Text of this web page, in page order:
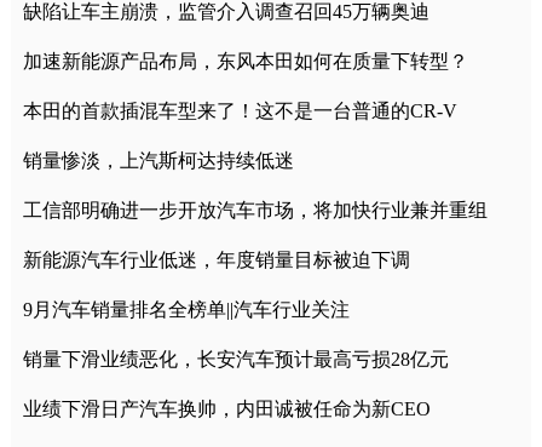
缺陷让车主崩溃，监管介入调查召回45万辆奥迪
加速新能源产品布局，东风本田如何在质量下转型？
本田的首款插混车型来了！这不是一台普通的CR-V
销量惨淡，上汽斯柯达持续低迷
工信部明确进一步开放汽车市场，将加快行业兼并重组
新能源汽车行业低迷，年度销量目标被迫下调
9月汽车销量排名全榜单||汽车行业关注
销量下滑业绩恶化，长安汽车预计最高亏损28亿元
业绩下滑日产汽车换帅，内田诚被任命为新CEO